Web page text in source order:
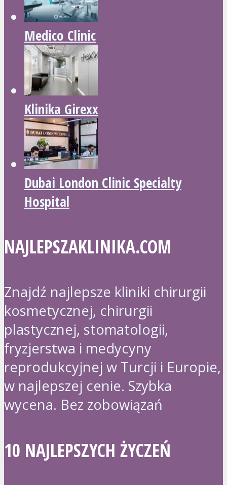
Medico Clinic
Klinika Girexx
Dubai London Clinic Specialty
Hospital
NAJLEPSZAKLINIKA.COM
Znajdź najlepsze kliniki chirurgii
kosmetycznej, chirurgii
plastycznej, stomatologii,
fryzjerstwa i medycyny
reprodukcyjnej w Turcji i Europie,
w najlepszej cenie. Szybka
wycena. Bez zobowiązań
10 NAJLEPSZYCH ŻYCZEŃ